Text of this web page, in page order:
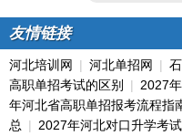
友情链接
河北培训网 | 河北单招网 |
高职单招考试的区别
| 2027
年河北省高职单招报考流程指
总 | 2027年河北对口升学考